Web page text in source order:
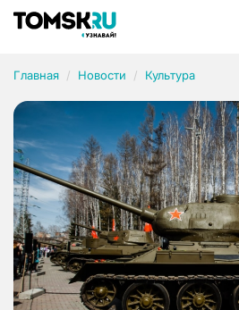
Главная Новости Культура